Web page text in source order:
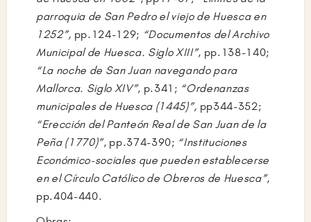
definitivamente a Bilbao con el mismo propósito
didáctico y con el rango de catedrático.
Desde 1910 actuó como Correspondiente de la
Real Academia de la Historia; fue
vicepresidente de la Sección de Literatura del
Ateneo de Bilbao y miembro de la Junta de
Cultura Vasca, de la Diputación de Vizcaya.
Represaliado por el régimen de Franco, nada
más finalizar la guerra civil fue trasladado al
Instituto “Zorrilla” de Valladolid donde
permaneció hasta que en los años cincuenta
pudo regresar a Bilbao donde falleció.
parroquia de San Pedro el viejo de Huesca en
1252”, pp.124-129; “Documentos del Archivo
Municipal de Huesca. Siglo XIII”, pp.138-140;
“La noche de San Juan navegando para
Mallorca. Siglo XIV”, p.341; “Ordenanzas
municipales de Huesca (1445)”, pp344-352;
“Erección del Panteón Real de San Juan de la
Peña (1770)”, pp.374-390; “Instituciones
Económico-sociales que pueden establecerse
en el Círculo Católico de Obreros de Huesca”,
pp.404-440.